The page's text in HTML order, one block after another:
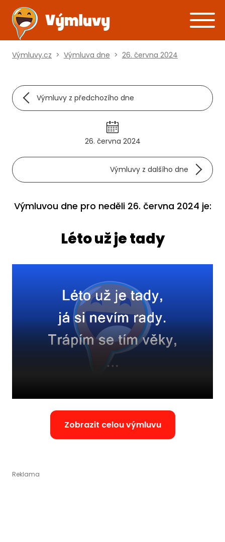
Výmluvy.cz > Výmluva dne > 26. června 2024
Výmluvy z předchozího dne
26. června 2024
Výmluvy z dalšího dne
Výmluvou dne pro neděli 26. června 2024 je:
Léto už je tady
Zobrazit celou výmluvu